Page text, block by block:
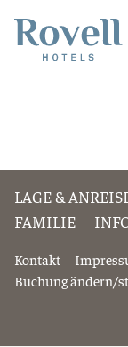
Rovell
LAGE &
FAMILIE
Kontakt
Buchung ändern­/­